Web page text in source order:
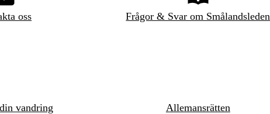
oss Frågor & Svar om Smålandsleden
vandring Allemansrätten